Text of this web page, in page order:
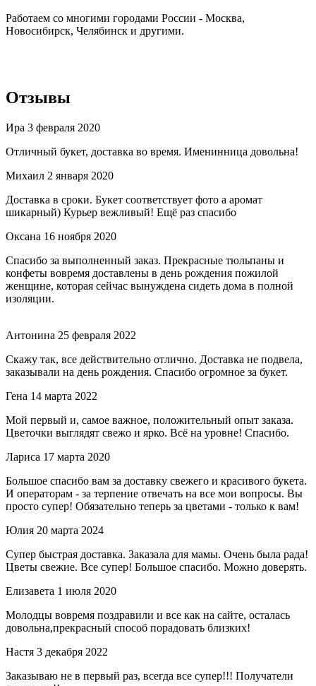
Работаем со многими городами России - Москва,
Новосибирск, Челябинск и другими.
Отзывы
Ира 3 февраля 2020
Отличный букет, доставка во время. Именинница довольна!
Михаил 2 января 2020
Доставка в сроки. Букет соответствует фото а аромат
шикарный) Курьер вежливый! Ещё раз спасибо
Оксана 16 ноября 2020
Спасибо за выполненный заказ. Прекрасные тюльпаны и
конфеты вовремя доставлены в день рождения пожилой
женщине, которая сейчас вынуждена сидеть дома в полной
изоляции.
Антонина 25 февраля 2022
Скажу так, все действительно отлично. Доставка не подвела,
заказывали на день рождения. Спасибо огромное за букет.
Гена 14 марта 2022
Мой первый и, самое важное, положительный опыт заказа.
Цветочки выглядят свежо и ярко. Всё на уровне! Спасибо.
Лариса 17 марта 2020
Большое спасибо вам за доставку свежего и красивого букета.
И операторам - за терпение отвечать на все мои вопросы. Вы
просто супер! Обязательно теперь за цветами - только к вам!
Юлия 20 марта 2024
Супер быстрая доставка. Заказала для мамы. Очень была рада!
Цветы свежие. Все супер! Большое спасибо. Можно доверять.
Елизавета 1 июля 2020
Молодцы вовремя поздравили и все как на сайте, осталась
довольна,прекрасный способ порадовать близких!
Настя 3 декабря 2022
Заказываю не в первый раз, всегда все супер!!! Получатели